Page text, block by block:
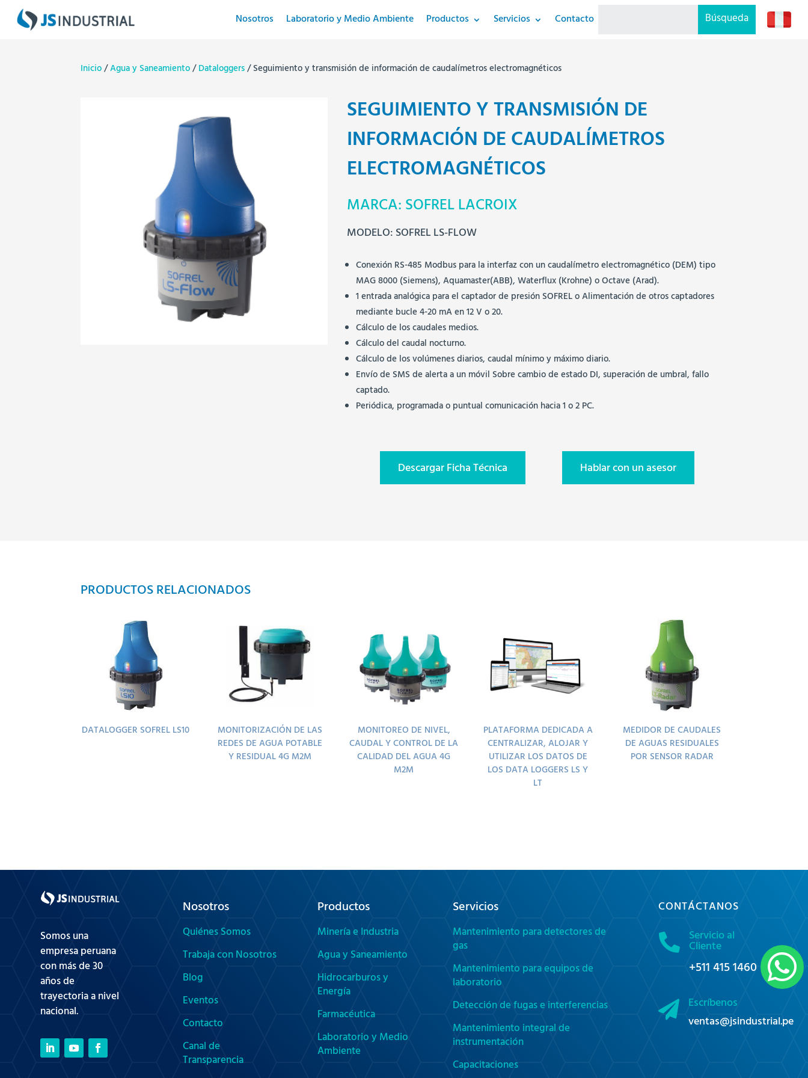
Nosotros Laboratorio y Medio Ambiente Productos Servicios Contacto
Inicio/Agua y Saneamiento/Dataloggers/ Seguimiento y transmisión de información de caudalímetros electromagnéticos
SEGUIMIENTO Y TRANSMISIÓN DE
INFORMACIÓN DE CAUDALÍMETROS
ELECTROMAGNÉTICOS
MARCA: SOFREL LACROIX
MODELO: SOFREL LS-FLOW
Conexión RS-485 Modbus para la interfaz con un caudalímetro electromagnético (DEM) tipo
MAG 8000 (Siemens), Aquamaster(ABB), Waterflux (Krohne) o Octave (Arad).
1 entrada analógica para el captador de presión SOFREL o Alimentación de otros captadores
mediante bucle 4-20 mA en 12 V o 20.
Cálculo de los caudales medios.
Cálculo del caudal nocturno.
Cálculo de los volúmenes diarios, caudal mínimo y máximo diario.
Envío de SMS de alerta a un móvil Sobre cambio de estado DI, superación de umbral, fallo
captado.
Periódica, programada o puntual comunicación hacia 1 o 2 PC.
Descargar Ficha Técnica Hablar con un asesor
PRODUCTOS RELACIONADOS
DATALOGGER SOFREL LS10 MONITORIZACIÓN DE LAS
REDES DE AGUA POTABLE
Y RESIDUAL 4G M2M
MONITOREO DE NIVEL,
CAUDAL Y CONTROL DE LA
CALIDAD DEL AGUA 4G
M2M
PLATAFORMA DEDICADA A
CENTRALIZAR, ALOJAR Y
UTILIZAR LOS DATOS DE
LOS DATA LOGGERS LS Y
LT
MEDIDOR DE CAUDALES
DE AGUAS RESIDUALES
POR SENSOR RADAR
Somos una
empresa peruana
con más de 30
años de
trayectoria a nivel
nacional.
Nosotros
Quiénes Somos
Trabaja con Nosotros
Blog
Eventos
Contacto
Canal de
Transparencia
Productos
Minería e Industria
Agua y Saneamiento
Hidrocarburos y
Energía
Farmacéutica
Laboratorio y Medio
Ambiente
Servicios
Mantenimiento para detectores de
gas
Mantenimiento para equipos de
laboratorio
Detección de fugas e interferencias
Mantenimiento integral de
instrumentación
Capacitaciones
CONTÁCTANOS
 Servicio al
Cliente
+511 415 1460
 Escríbenos
ventas@jsindustrial.pe
